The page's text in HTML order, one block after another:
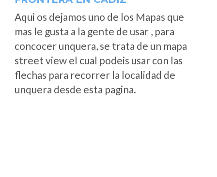
Aqui os dejamos uno de los Mapas que
mas le gusta a la gente de usar , para
concocer unquera, se trata de un mapa
street view el cual podeis usar con las
flechas para recorrer la localidad de
unquera desde esta pagina.